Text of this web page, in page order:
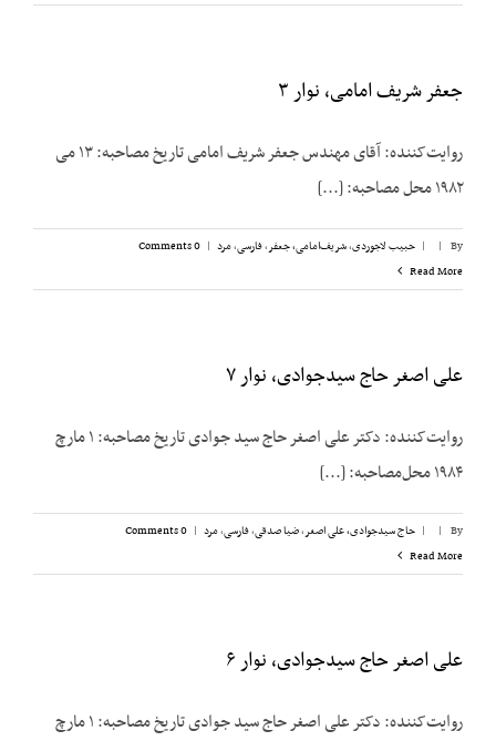
جعفر شریف امامی، نوار ۳
روایت‌کننده: آقای مهندس جعفر شریف امامی تاریخ مصاحبه: ۱۳ می
۱۹۸۲ محل مصاحبه: [...]
By
|
| حبیب لاجوردی,شریف‌امامی، جعفر,فارسی,مرد |
0 Comments
Read More
علی اصغر حاج سیدجوادی، نوار ۷
روایت‌کننده: دکتر علی اصغر حاج سید جوادی تاریخ مصاحبه: ۱ مارچ
۱۹۸۴ محل‌مصاحبه: [...]
By
|
| حاج سیدجوادی، علی اصغر,ضیا صدقی,فارسی,مرد |
0 Comments
Read More
علی اصغر حاج سیدجوادی، نوار ۶
روایت‌کننده: دکتر علی اصغر حاج سید جوادی تاریخ مصاحبه: ۱ مارچ